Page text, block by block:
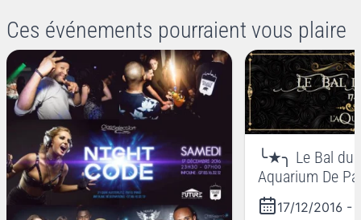
Ces événements pourraient vous plaire
╰★╮ Le Bal du
Aquarium De
17/12/16╰★╮
17/12/2016 -